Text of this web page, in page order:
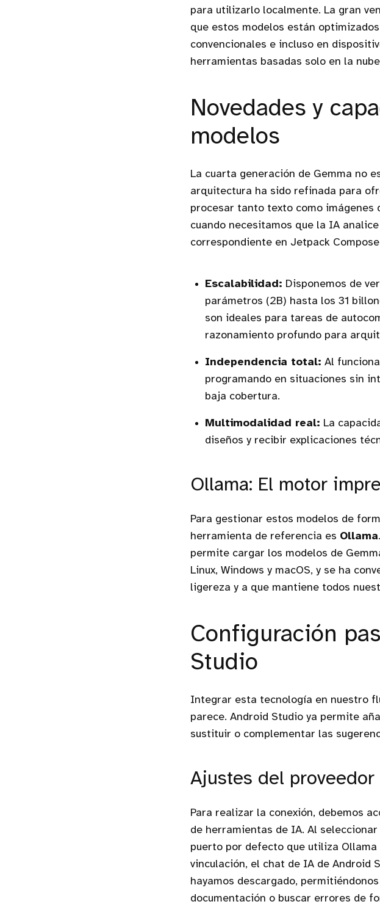
para utilizarlo localmente. La gran
que estos modelos están
convencionales e incluso en
herramientas basadas solo en la
Novedades y
modelos
La cuarta generación de Gemma no
arquitectura ha sido refinada para
procesar tanto texto como imágenes
cuando necesitamos que la IA
correspondiente en Jetpack
Escalabilidad: Disponemos de
parámetros (2B) hasta los 31
son ideales para tareas de
razonamiento profundo para
Independencia total: Al
programando en situaciones sin
baja cobertura.
Multimodalidad real: La
diseños y recibir explicaciones
Ollama: El motor
Para gestionar estos modelos de
herramienta de referencia es Ollama
permite cargar los modelos de
Linux, Windows y macOS, y se ha
ligereza y a que mantiene todos
Configuración
Studio
Integrar esta tecnología en nuestro
parece. Android Studio ya permite
sustituir o complementar las
Ajustes del proveedor
Para realizar la conexión, debemos
de herramientas de IA. Al
puerto por defecto que utiliza
vinculación, el chat de IA de Android
hayamos descargado,
documentación o buscar errores de